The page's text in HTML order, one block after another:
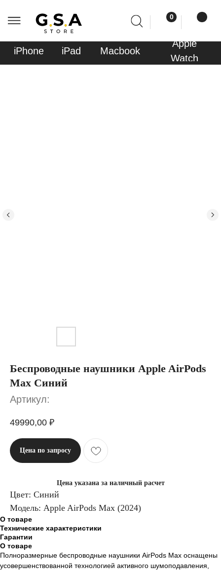
Watch
Беспроводные наушники Apple AirPods
Max Синий
Артикул:
49990,00 ₽
Цена по запросу
Цена указана за наличный расчет
Цвет: Синий
Модель: Apple AirPods Max (2024)
О товаре
Технические характеристики
Гарантии
О товаре
Полноразмерные беспроводные наушники AirPods Max оснащены
усовершенствованной технологией активного шумоподавления,